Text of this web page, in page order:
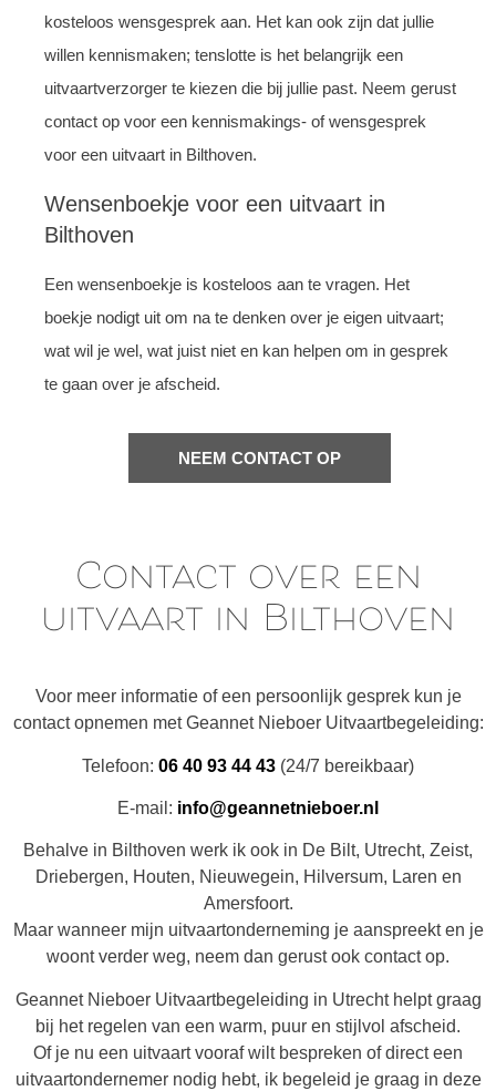
kosteloos wensgesprek aan. Het kan ook zijn dat jullie
willen kennismaken; tenslotte is het belangrijk een
uitvaartverzorger te kiezen die bij jullie past. Neem gerust
contact op voor een kennismakings- of wensgesprek
voor een uitvaart in Bilthoven.
Wensenboekje voor een uitvaart in
Bilthoven
Een wensenboekje is kosteloos aan te vragen. Het
boekje nodigt uit om na te denken over je eigen uitvaart;
wat wil je wel, wat juist niet en kan helpen om in gesprek
te gaan over je afscheid.
NEEM CONTACT OP
Contact over een
uitvaart in Bilthoven
Voor meer informatie of een persoonlijk gesprek kun je
contact opnemen met Geannet Nieboer Uitvaartbegeleiding:
Telefoon: 06 40 93 44 43 (24/7 bereikbaar)
E-mail: info@geannetnieboer.nl
Behalve in Bilthoven werk ik ook in De Bilt, Utrecht, Zeist,
Driebergen, Houten, Nieuwegein, Hilversum, Laren en
Amersfoort.
Maar wanneer mijn uitvaartonderneming je aanspreekt en je
woont verder weg, neem dan gerust ook contact op.
Geannet Nieboer Uitvaartbegeleiding in Utrecht helpt graag
bij het regelen van een warm, puur en stijlvol afscheid.
Of je nu een uitvaart vooraf wilt bespreken of direct een
uitvaartondernemer nodig hebt, ik begeleid je graag in deze